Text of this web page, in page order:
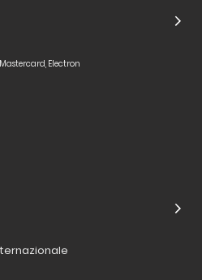
Electron